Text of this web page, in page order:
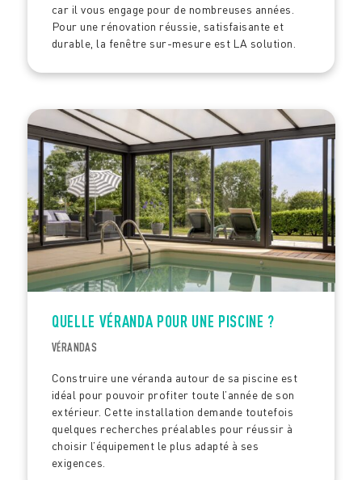
car il vous engage pour de nombreuses années.
Pour une rénovation réussie, satisfaisante et
durable, la fenêtre sur-mesure est LA solution.
QUELLE VÉRANDA POUR UNE PISCINE ?
VÉRANDAS
Construire une véranda autour de sa piscine est
idéal pour pouvoir profiter toute l’année de son
extérieur. Cette installation demande toutefois
quelques recherches préalables pour réussir à
choisir l’équipement le plus adapté à ses
exigences.